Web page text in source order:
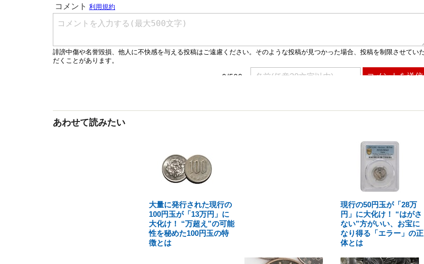
あわせて読みたい
大量に発行された現行の
100円玉が「13万円」に
大化け！ “万超え”の可能
性を秘めた100円玉の特
徴とは
現行の50円玉が「28万
円」に大化け！ “はがさ
ない”方がいい、お宝に
なり得る「エラー」の正
体とは